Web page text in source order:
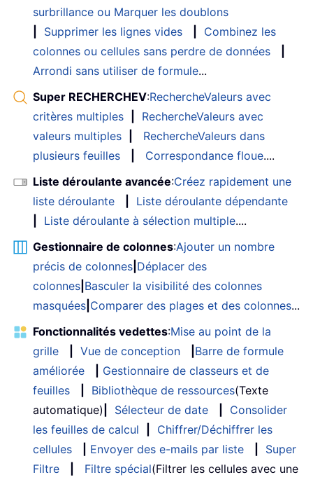
surbrillance ou Marquer les doublons
Supprimer les lignes vides
Combinez les
colonnes ou cellules sans perdre de données
Arrondi sans utiliser de formule...
Super RECHERCHEV:RechercheValeurs avec
critères multiples
RechercheValeurs avec
valeurs multiples
RechercheValeurs dans
plusieurs feuilles
Correspondance floue....
Liste déroulante avancée:Créez rapidement une
liste déroulante
Liste déroulante dépendante
Liste déroulante à sélection multiple....
Gestionnaire de colonnes:Ajouter un nombre
précis de colonnes Déplacer des
colonnes Basculer la visibilité des colonnes
masquées Comparer des plages et des colonnes...
Fonctionnalités vedettes:Mise au point de la
grille
Vue de conception
Barre de formule
améliorée
Gestionnaire de classeurs et de
feuilles
Bibliothèque de ressources(Texte
automatique)
Sélecteur de date
Consolider
les feuilles de calcul
Chiffrer/Déchiffrer les
cellules
Envoyer des e-mails par liste
Super
Filtre
Filtre spécial(Filtrer les cellules avec une